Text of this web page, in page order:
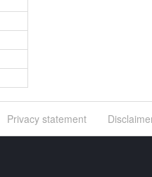
Privacy statement